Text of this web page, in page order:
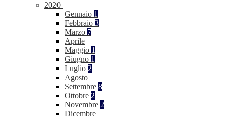
2020
Gennaio 1
Febbraio 3
Marzo 7
Aprile
Maggio 1
Giugno 1
Luglio 2
Agosto
Settembre 8
Ottobre 2
Novembre 2
Dicembre